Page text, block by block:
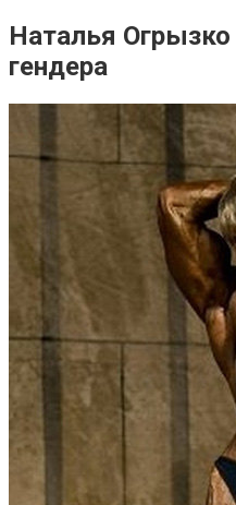
Наталья
гендера